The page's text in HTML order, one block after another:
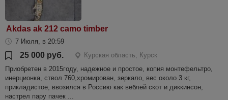
Akdas ak 212 camo timber
7 Июля, в 20:59
25 000 руб.
Курская область, Курск
Приобретен в 2015году, надежное и простое, копия монтефельтро,
инерционка, ствол 760,хромирован, зеркало, вес около 3 кг,
прикладистое, ввозился в Россию как веблей скот и диккинсон,
настрел пару пачек ...